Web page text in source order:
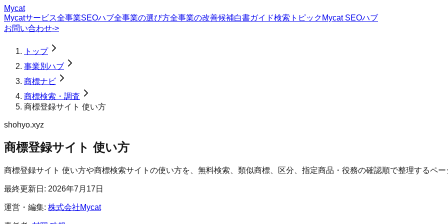
Mycat
Mycatサービス全事業SEOハブ全事業の選び方全事業の改善候補白書ガイド検索トピック Mycat SEOハブ
お問い合わせ->
トップ
事業別ハブ
商標ナビ
商標検索・調査
商標登録サイト 使い方
shohyo.xyz
商標登録サイト 使い方
商標登録サイト 使い方や商標検索サイトの使い方を、無料検索、類似商標、区分、指定商品・役務の確認順で整理するペ
最終更新日: 2026年7月17日
運営・編集: 株式会社Mycat